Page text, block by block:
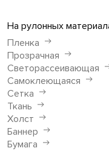
На рулонных
Пленка
Прозрачная
Светорассеивающая
Самоклеющаяся
Сетка
Ткань
Холст
Баннер
Бумага